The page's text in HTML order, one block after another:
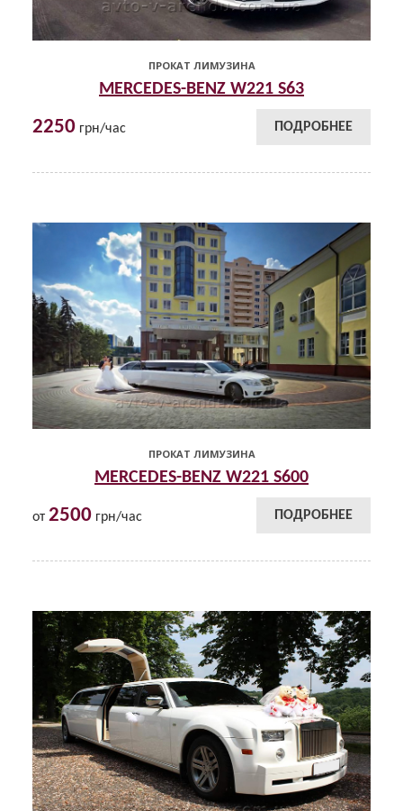
ПРОКАТ ЛИМУЗИНА
MERCEDES-BENZ W221 S63
2250 грн/час ПОДРОБНЕЕ
ПРОКАТ ЛИМУЗИНА
MERCEDES-BENZ W221 S600
от2500 грн/час ПОДРОБНЕЕ